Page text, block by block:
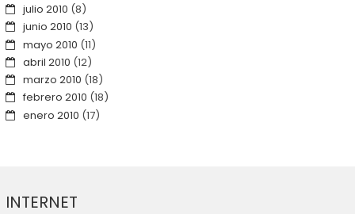
julio 2010 (8)
junio 2010 (13)
mayo 2010 (11)
abril 2010 (12)
marzo 2010 (18)
febrero 2010 (18)
enero 2010 (17)
INTERNET